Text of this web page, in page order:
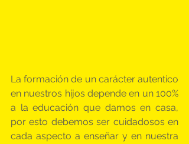
La formación de un carácter autentico
en nuestros hijos depende en un 100%
a la educación que damos en casa,
por esto debemos ser cuidadosos en
cada aspecto a enseñar y en nuestra